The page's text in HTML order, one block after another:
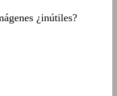
¿inútiles?